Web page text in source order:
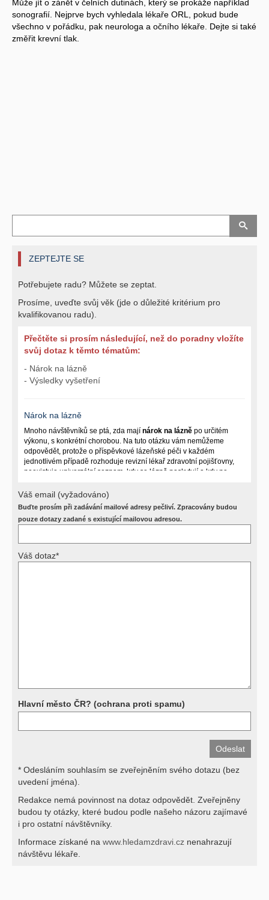
Může jít o zánět v čelních dutinách, který se prokáže například
sonografií. Nejprve bych vyhledala lékaře ORL, pokud bude
všechno v pořádku, pak neurologa a očního lékaře. Dejte si také
změřit krevní tlak.
ZEPTEJTE SE
Potřebujete radu? Můžete se zeptat.
Prosíme, uveďte svůj věk (jde o důležité kritérium pro
kvalifikovanou radu).
Přečtěte si prosím následující, než do poradny vložíte
svůj dotaz k těmto tématům:
- Nárok na lázně
- Výsledky vyšetření
Nárok na lázně
Mnoho návštěvníků se ptá, zda mají nárok na lázně po určitém
výkonu, s konkrétní chorobou. Na tuto otázku vám nemůžeme
odpovědět, protože o příspěvkové lázeňské péči v každém
jednotlivém případě rozhoduje revizní lékař zdravotní pojišťovny,
neexistuje univerzální seznam, kdy se lázně poskytují a kdy ne.
postižení pacienta a dalších zdravotních okolnostech.
Požádejte svého ošetřujícího lékaře o návrh, který pak posoudí
příslušný revizní lékař. My vám spolehlivou odpověď dát
Výsledky vyšetření
Váš email (vyžadováno)
Buďte prosím při zadávání mailové adresy pečliví. Zpracovány budou
pouze dotazy zadané s existující mailovou adresou.
Váš dotaz*
Hlavní město ČR? (ochrana proti spamu)
* Odesláním souhlasím se zveřejněním svého dotazu (bez
uvedení jména).
Redakce nemá povinnost na dotaz odpovědět. Zveřejněny
budou ty otázky, které budou podle našeho názoru zajímavé
i pro ostatní návštěvníky.
Informace získané na www.hledamzdravi.cz nenahrazují
návštěvu lékaře.